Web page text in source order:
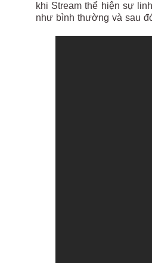
khi Stream thể hiện sự
như bình thường và sau